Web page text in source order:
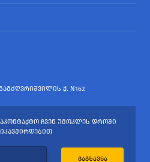
Ქ. N162
ᲩᲕᲔᲜ ᲣᲛᲝᲙᲚᲔᲡ ᲓᲠᲝᲨᲘ
ᲒᲐᲒᲖᲐᲕᲜᲐ